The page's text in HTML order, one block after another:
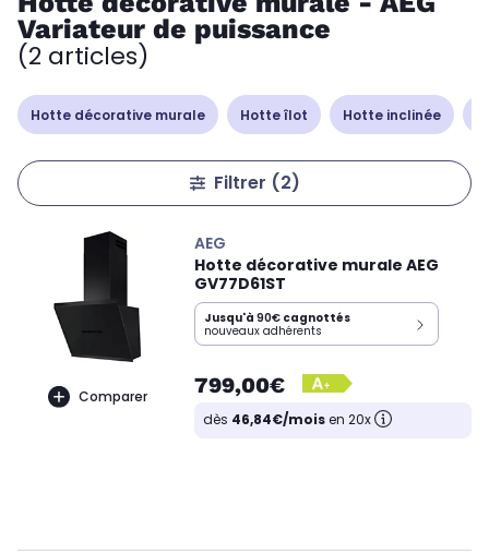
Variateur de puissance
(2 articles)
Hotte décorative murale Hotte îlot Hotte inclinée
Filtrer (2)
Comparer
AEG
Hotte décorative murale AEG
GV77D61ST
Jusqu'à 90€ cagnottés
nouveaux adhérents
799,00€
dès 46,84€/moisen 20x